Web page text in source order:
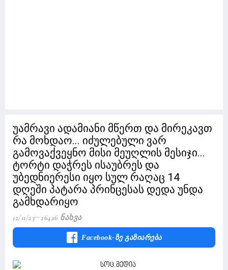
უამრავი ადამიანი მწერთ და მირეკავთ
რა მოხდაო... იძულებული ვარ
გამოვაქვეყნო მისი მეუღლის მესიჯი...
ტორტი დაჭრეს ისაუბრეს და
უბედნიერესი იყო სულ რაღაც 14
დღეში პატარა პრინცესას დედა უნდა
გამხდარიყო
12/11/23 26426 Ნახვა
Facebook-Ზე Გაზიარება